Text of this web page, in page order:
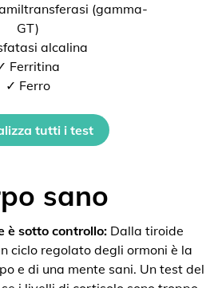
(gamma-
GT)
alcalina
Ferritina
✓ Ferro
tutti i test
sano
è sotto controllo: Dalla tiroide
ciclo regolato degli ormoni è la
e di una mente sani. Un test del